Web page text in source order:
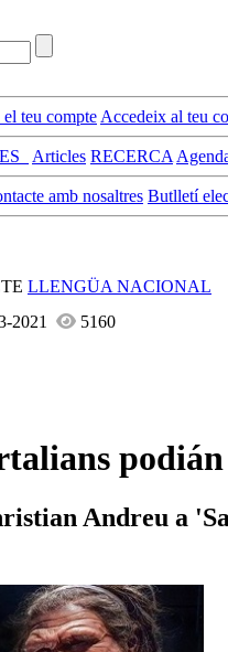
el teu compte Accedeix al teu
Articles RECERCA
amb nosaltres Butlletí
LLENGÜA NACIONAL
2021
5160
Andreu a